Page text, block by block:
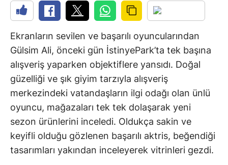
Ekranların sevilen ve başarılı oyuncularından
Gülsim Ali, önceki gün İstinyePark’ta tek başına
alışveriş yaparken objektiflere yansıdı. Doğal
güzelliği ve şık giyim tarzıyla alışveriş
merkezindeki vatandaşların ilgi odağı olan ünlü
oyuncu, mağazaları tek tek dolaşarak yeni
sezon ürünlerini inceledi. Oldukça sakin ve
keyifli olduğu gözlenen başarılı aktris, beğendiği
tasarımları yakından inceleyerek vitrinleri gezdi.